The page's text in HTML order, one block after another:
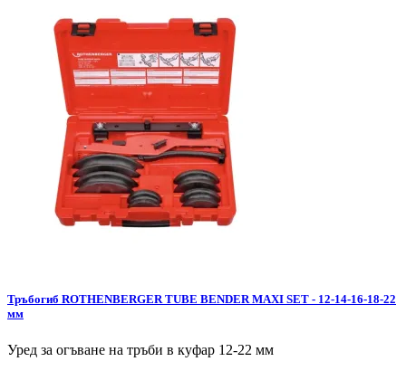
Тръбогиб ROTHENBERGER TUBE BENDER MAXI SET - 12-14-16-18-22
мм
Уред за огъване на тръби в куфар 12-22 мм